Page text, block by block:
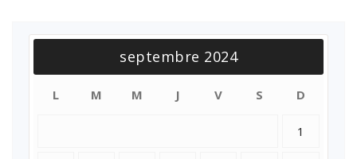
septembre 2024
L M M J V S D
1